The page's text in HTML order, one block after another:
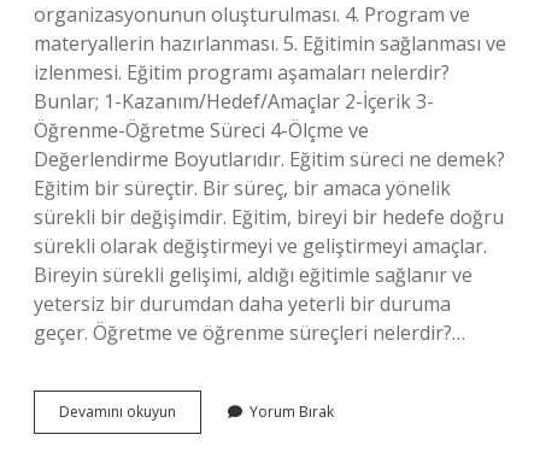
organizasyonunun oluşturulması. 4. Program ve
materyallerin hazırlanması. 5. Eğitimin sağlanması ve
izlenmesi. Eğitim programı aşamaları nelerdir?
Bunlar; 1-Kazanım/Hedef/Amaçlar 2-İçerik 3-
Öğrenme-Öğretme Süreci 4-Ölçme ve
Değerlendirme Boyutlarıdır. Eğitim süreci ne demek?
Eğitim bir süreçtir. Bir süreç, bir amaca yönelik
sürekli bir değişimdir. Eğitim, bireyi bir hedefe doğru
sürekli olarak değiştirmeyi ve geliştirmeyi amaçlar.
Bireyin sürekli gelişimi, aldığı eğitimle sağlanır ve
yetersiz bir durumdan daha yeterli bir duruma
geçer. Öğretme ve öğrenme süreçleri nelerdir?…
Devamını okuyun
Sürecinin
Yorum Bırak